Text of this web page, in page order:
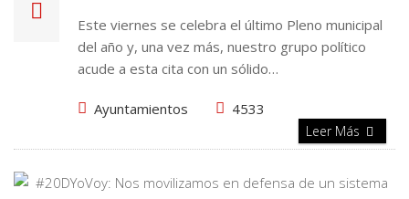
Este viernes se celebra el último Pleno municipal
del año y, una vez más, nuestro grupo político
acude a esta cita con un sólido…
Ayuntamientos 4533
Leer Más